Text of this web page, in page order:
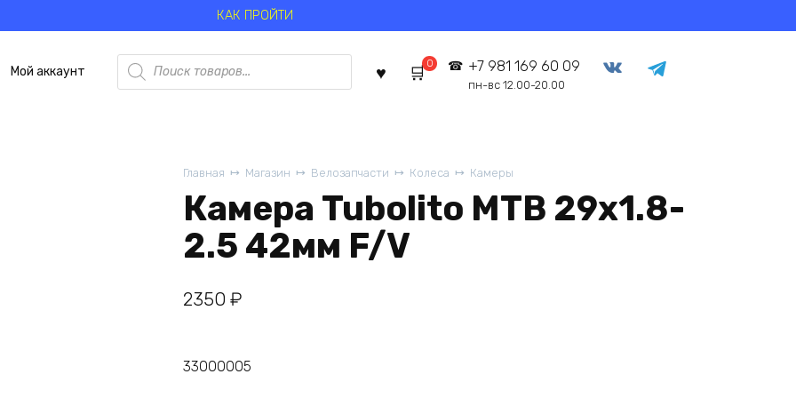
КАК ПРОЙТИ
Мой аккаунт
Поиск
товаров
0 +7 981 169 60 09
пн-вс 12.00-20.00
Главная
Магазин Велозапчасти Колеса Камеры
Камера Tubolito MTB 29x1.8-
2.5 42мм F/V
2350 ₽
33000005